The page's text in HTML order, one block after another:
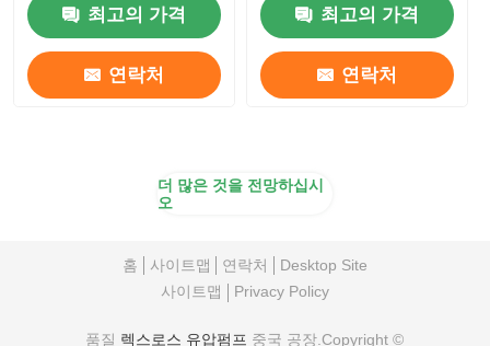
최고의 가격
연락처
최고의 가격
연락처
더 많은 것을 전망하십시
오
홈 사이트맵 연락처
Desktop Site
사이트맵
Privacy Policy
품질 렉스로스 유압펌프 중국 공장.Copyright ©